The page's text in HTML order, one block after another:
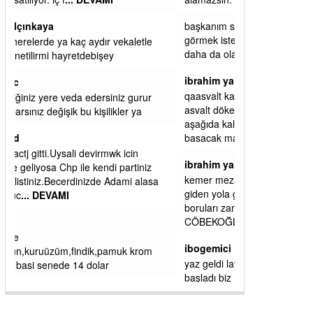
başkanım seni belediye başkanlığında da
görmek isteriz senin ereyliye katkın çok oldu
daha da olacaktır
qaasvalt kansorejen madde mahalle aralarında
asvalt döke döke kaldırımlar ana yoldan
aşağıda kaldı bi yağmurda dükkanları su
ibrahim yalçınkaya
kemer mezarlık altı CİĞİRLİK deniz kenarına
giden yola gelin EREĞLİ BELEDİYESİ o
boruları zamanında tüm ereğli de RUHİ
ibogemici
yaz geldi layyy layyy layy lom festivalleri
başladı biz halk ekmek fabrikası kent lokantası
diyoruz ağacum yaz konserleri diyor